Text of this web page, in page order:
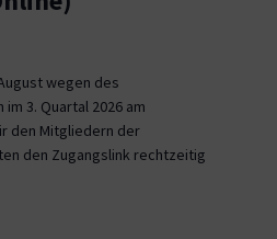
wegen des
3. Quartal 2026 am
den Mitgliedern der
den Zugangslink rechtzeitig